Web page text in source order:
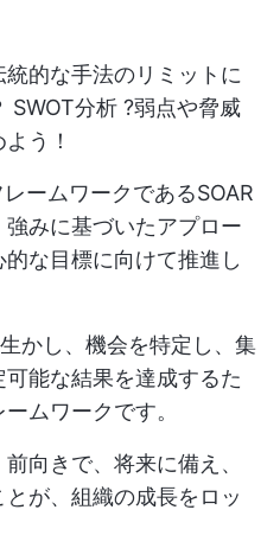
的な手法のリミットに
SWOT分析 ?弱点や脅威
う！
ームワークであるSOAR
みに基づいたアプロー
な目標に向けて推進し
かし、機会を特定し、集
能な結果を達成するた
ムワークです。
向きで、将来に備え、
が、組織の成長をロッ